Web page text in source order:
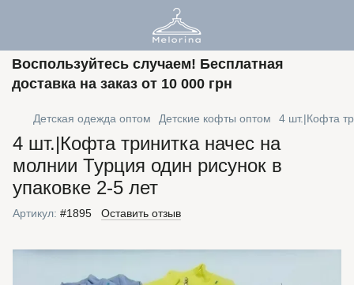
Воспользуйтесь случаем! Бесплатная
доставка на заказ от 10 000 грн
Детская одежда оптом Детские кофты оптом 4 шт.|Кофта
4 шт.|Кофта тринитка начес на
молнии Турция один рисунок в
упаковке 2-5 лет
Артикул: #1895 Оставить отзыв